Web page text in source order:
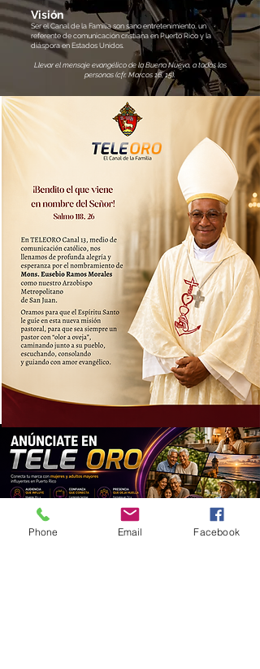
Visión
Ser el Canal de la Familia son sano entretenimiento, un
referente de comunicación cristiana en Puerto Rico y la
diáspora en Estados Unidos.
Llevar el mensaje evangélico de la Buena Nueva, a todas las
personas (cfr. Marcos 16, 15).
Phone Email Facebook